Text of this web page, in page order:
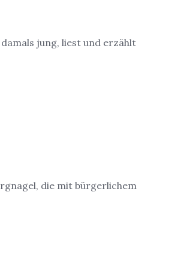
jung, liest und erzählt
die mit bürgerlichem